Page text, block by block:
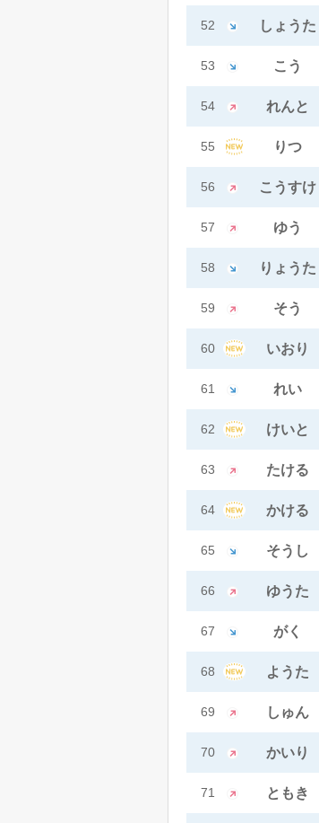
52 しょうた
53 こう
54 れんと
55 りつ
56 こうすけ
57 ゆう
58 りょうた
59 そう
60 いおり
61 れい
62 けいと
63 たける
64 かける
65 そうし
66 ゆうた
67 がく
68 ようた
69 しゅん
70 かいり
71 ともき